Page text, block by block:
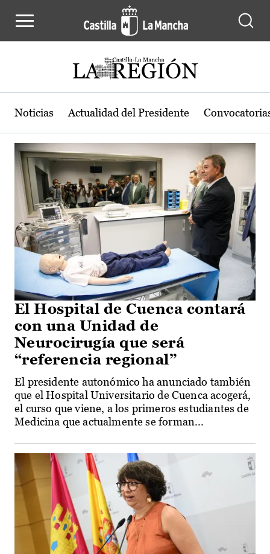
Actualidad de la región de Castilla-
Noticias Actualidad del Presidente
El Hospital de Cuenca contará
con una Unidad de
Neurocirugía que será
“referencia regional”
El presidente autonómico ha anunciado también
que el Hospital Universitario de Cuenca acogerá,
el curso que viene, a los primeros estudiantes de
Medicina que actualmente se forman...